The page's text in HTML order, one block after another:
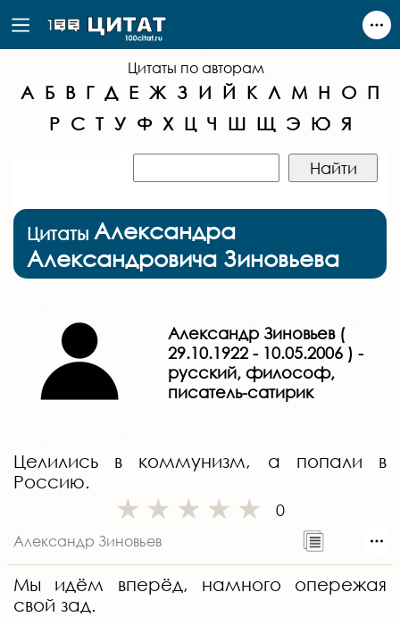
Цитаты по авторам
А Б В Г Д Е Ж З И Й К Л М Н О П
Р С Т У Ф Х Ц Ч Ш Щ Э Ю Я
Цитаты Александра
Александровича Зиновьева
Александр Зиновьев (
29.10.1922 - 10.05.2006 ) -
русский, философ,
писатель-сатирик
Целились в коммунизм, а попали в
Россию.
0
Александр Зиновьев
Мы идём вперёд, намного опережая
свой зад.